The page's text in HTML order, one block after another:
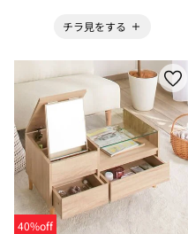
チラ見をする
40%off